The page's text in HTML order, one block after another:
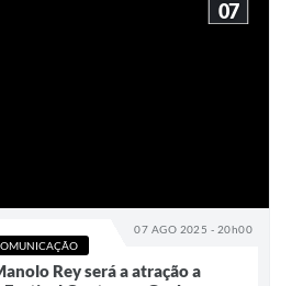
07 AGO 2025 - 20h00
07
Rey será a atração a